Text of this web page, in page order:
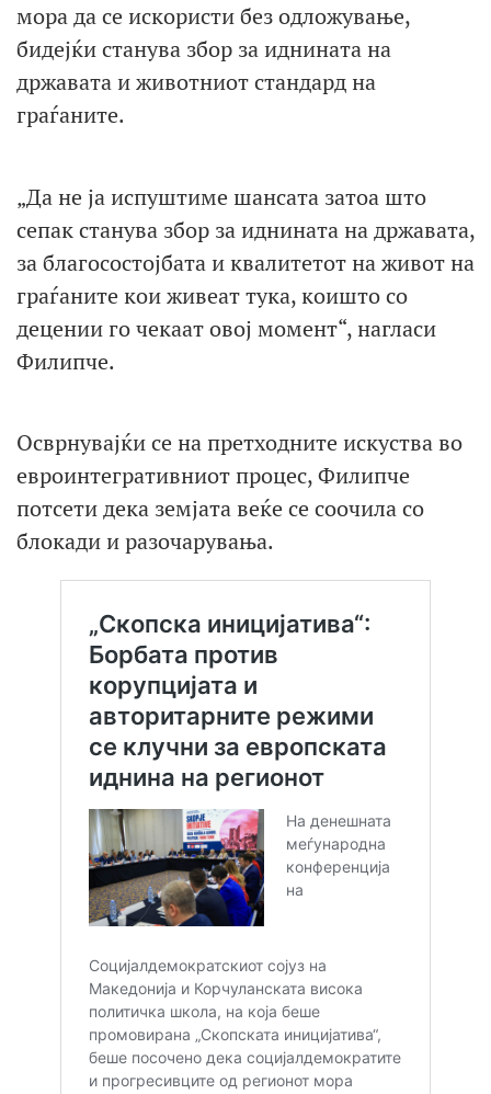
мора да се искористи без одложување,
бидејќи станува збор за иднината на
државата и животниот стандард на
граѓаните.
„Да не ја испуштиме шансата затоа што
сепак станува збор за иднината на државата,
за благосостојбата и квалитетот на живот на
граѓаните кои живеат тука, коишто со
децении го чекаат овој момент“, нагласи
Филипче.
Осврнувајќи се на претходните искуства во
евроинтегративниот процес, Филипче
потсети дека земјата веќе се соочила со
блокади и разочарувања.